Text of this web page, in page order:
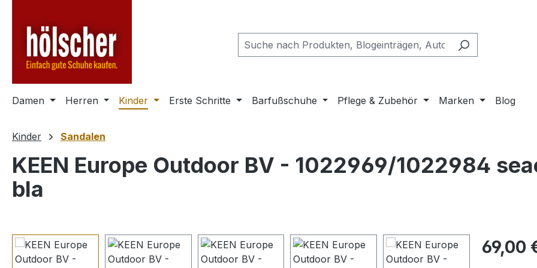
Damen Herren Kinder Erste Schritte Barfußschuhe Pflege & Zubehör Marken Blog
Kinder Sandalen
KEEN Europe Outdoor BV - 1022969/1022984
bla
Bildergalerie überspringen Regulärer
69,00